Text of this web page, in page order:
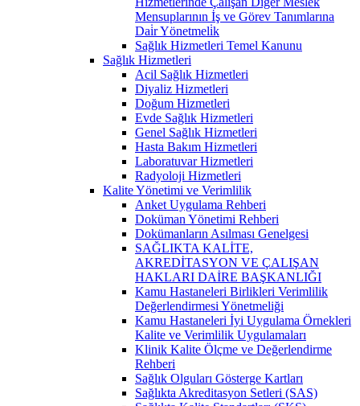
Mensuplarının İş ve Görev Tanımlarına
Dai̇r Yönetmeli̇k
Sağlık Hizmetleri Temel Kanunu
Sağlık Hizmetleri
Acil Sağlık Hizmetleri
Diyaliz Hizmetleri
Doğum Hizmetleri
Evde Sağlık Hizmetleri
Genel Sağlık Hizmetleri
Hasta Bakım Hizmetleri
Laboratuvar Hizmetleri
Radyoloji Hizmetleri
Kalite Yönetimi ve Verimlilik
Anket Uygulama Rehberi
Doküman Yönetimi Rehberi
Dokümanların Asılması Genelgesi
SAĞLIKTA KALİTE,
AKREDİTASYON VE ÇALIŞAN
HAKLARI DAİRE BAŞKANLIĞI
Kamu Hastaneleri Birlikleri Verimlilik
Değerlendirmesi Yönetmeliği
Kamu Hastaneleri İyi Uygulama Örnekleri
Kalite ve Verimlilik Uygulamaları
Klinik Kalite Ölçme ve Değerlendirme
Rehberi
Sağlık Olguları Gösterge Kartları
Sağlıkta Akreditasyon Setleri (SAS)